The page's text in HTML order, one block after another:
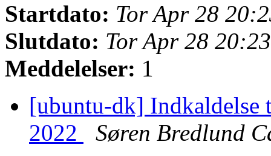
Startdato: Tor Apr 28
Slutdato: Tor Apr 28
Meddelelser: 1
[ubuntu-dk] Indkaldelse
2022
Søren Bredlund